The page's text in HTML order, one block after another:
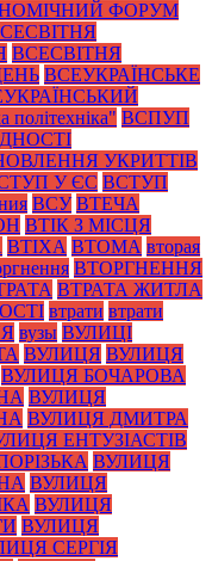
ФОРУМ
ВСЕСВІТНЯ
ВСЕУКРАЇНСЬКЕ
ВСПУП
УКРИТТІВ
У ЄС ВСТУП
ВСУ ВТЕЧА
ВТІК З МІСЦЯ
ВТІХА ВТОМА вторая
ВТОРГНЕННЯ
ВТРАТА ЖИТЛА
втрати втрати
вузы ВУЛИЦІ
ВУЛИЦЯ ВУЛИЦЯ
ВУЛИЦЯ БОЧАРОВА
ВУЛИЦЯ
ВУЛИЦЯ ДМИТРА
ЕНТУЗІАСТІВ
ВУЛИЦЯ
ВУЛИЦЯ
ВУЛИЦЯ
ВУЛИЦЯ
СЕРГІЯ